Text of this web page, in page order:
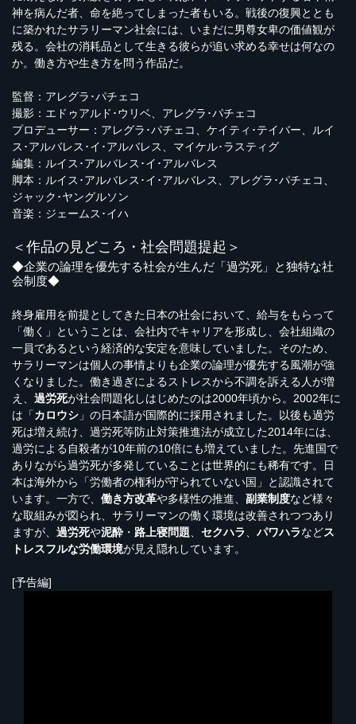
神を病んだ者、命を絶ってしまった者もいる。戦後の復興ととも
に築かれたサラリーマン社会には、いまだに男尊女卑の価値観が
残る。会社の消耗品として生きる彼らが追い求める幸せは何なの
か。働き方や生き方を問う作品だ。
監督：アレグラ･パチェコ
撮影：エドゥアルド･ウリベ、アレグラ･パチェコ
プロデューサー：アレグラ･パチェコ、ケイティ･テイバー、ルイ
ス･アルバレス･イ･アルバレス、マイケル･ラスティグ
編集：ルイス･アルバレス･イ･アルバレス
脚本：ルイス･アルバレス･イ･アルバレス、アレグラ･パチェコ、
ジャック･ヤングルソン
音楽：ジェームス･イハ
＜作品の見どころ・社会問題提起＞
◆企業の論理を優先する社会が生んだ「過労死」と独特な社
会制度◆
終身雇用を前提としてきた日本の社会において、給与をもらって
「働く」ということは、会社内でキャリアを形成し、会社組織の
一員であるという経済的な安定を意味していました。そのため、
サラリーマンは個人の事情よりも企業の論理が優先する風潮が強
くなりました。働き過ぎによるストレスから不調を訴える人が増
え、 過労死が社会問題化しはじめたのは2000年頃から。2002年に
は「カロウシ 」の日本語が国際的に採用されました。以後も過労
死は増え続け、過労死等防止対策推進法が成立した2014年には、
過労による自殺者が10年前の10倍にも増えていました。先進国で
ありながら過労死が多発していることは世界的にも稀有です。日
本は海外から「労働者の権利が守られていない国」と認識されて
います。一方で、 働き方改革や多様性の推進、 副業制度など様々
な取組みが図られ、サラリーマンの働く環境は改善されつつあり
ますが、 過労死や泥酔 ・ 路上寝問題 セクハラ パワハラなどス
トレスフルな労働環境が見え隠れしています。
[予告編]